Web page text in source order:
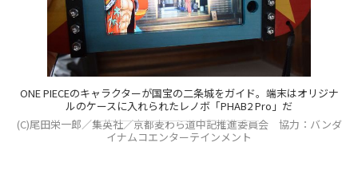
ONE PIECEのキャラクターが国宝の二条城をガイド。端末はオリジナ
ルのケースに入れられたレノボ「PHAB2 Pro」だ
(C)尾田栄一郎／集英社／京都麦わら道中記推進委員会 協力：バンダ
イナムコエンターテインメント